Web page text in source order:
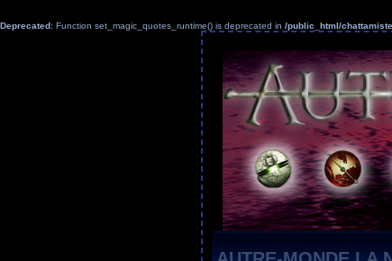
Deprecated: Function set_magic_quotes_runtime() is deprecated in /public_html/